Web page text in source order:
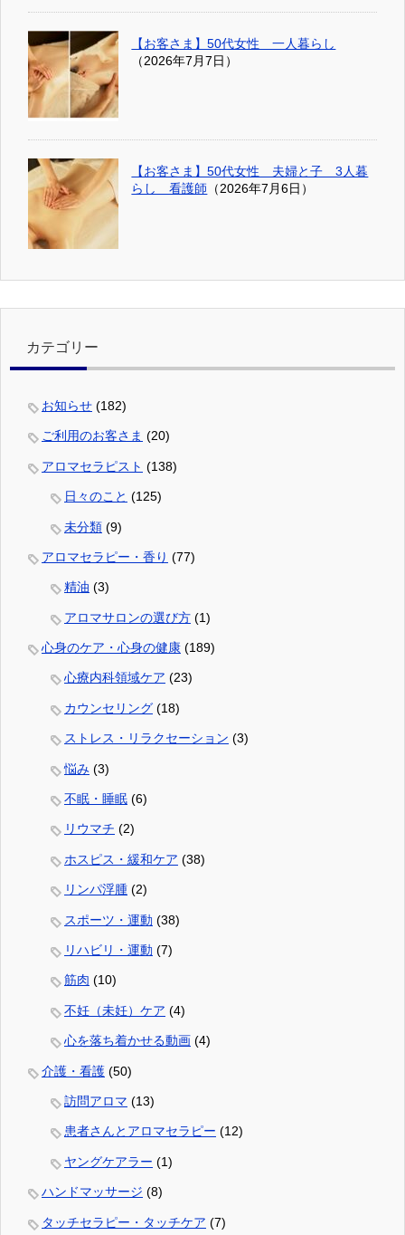
【お客さま】50代女性 一人暮らし
（2026年7月7日）
【お客さま】50代女性 夫婦と子 3人暮
らし 看護師 （2026年7月6日）
カテゴリー
お知らせ (182)
ご利用のお客さま (20)
アロマセラピスト (138)
日々のこと (125)
未分類 (9)
アロマセラピー・香り (77)
精油 (3)
アロマサロンの選び方 (1)
心身のケア・心身の健康 (189)
心療内科領域ケア (23)
カウンセリング (18)
ストレス・リラクセーション (3)
悩み (3)
不眠・睡眠 (6)
リウマチ (2)
ホスピス・緩和ケア (38)
リンパ浮腫 (2)
スポーツ・運動 (38)
リハビリ・運動 (7)
筋肉 (10)
不妊（未妊）ケア (4)
心を落ち着かせる動画 (4)
介護・看護 (50)
訪問アロマ (13)
患者さんとアロマセラピー (12)
ヤングケアラー (1)
ハンドマッサージ (8)
タッチセラピー・タッチケア (7)